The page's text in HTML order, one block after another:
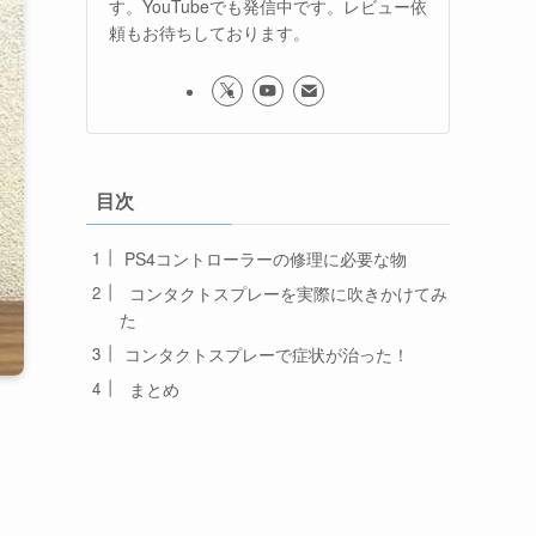
す。YouTubeでも発信中です。レビュー依
頼もお待ちしております。
目次
PS4コントローラーの修理に必要な物
コンタクトスプレーを実際に吹きかけてみ
た
コンタクトスプレーで症状が治った！
まとめ